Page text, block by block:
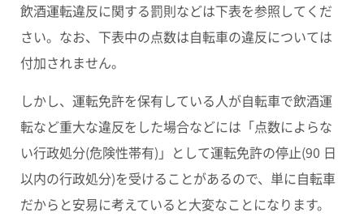
飲酒運転違反に関する罰則などは下表を参照してくだ
さい。なお、下表中の点数は自転車の違反については
付加されません。
しかし、運転免許を保有している人が自転車で飲酒運
転など重大な違反をした場合などには 「点数によらな
い行政処分(危険性帯有)」 として運転免許の停止(90 日
以内の行政処分)を受けることがあるので、単に自転車
だからと安易に考えていると大変なことになります。